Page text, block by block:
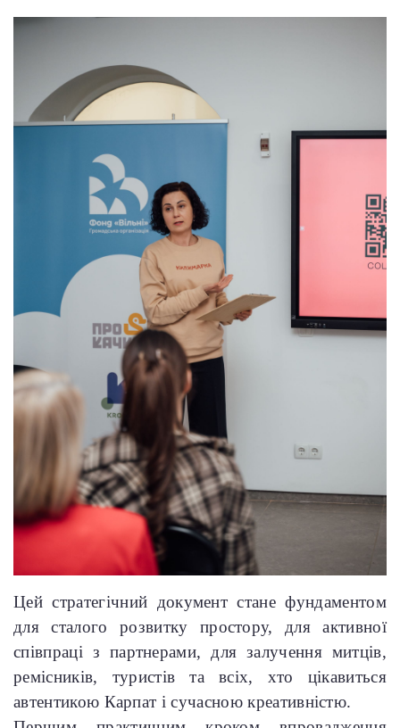
Цей стратегічний документ стане фундаментом
для сталого розвитку простору, для активної
співпраці з партнерами, для залучення митців,
ремісників, туристів та всіх, хто цікавиться
автентикою Карпат і сучасною креативністю.